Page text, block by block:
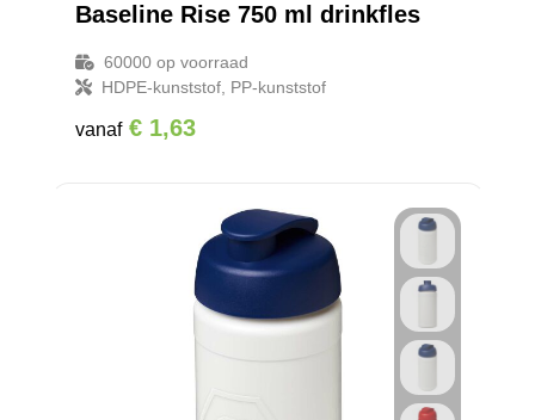
Baseline Rise 750 ml drinkfles
60000op voorraad
HDPE-kunststof, PP-kunststof
vanaf € 1,63